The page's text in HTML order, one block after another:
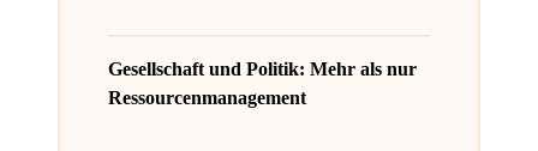
Gesellschaft und Politik: Mehr als nur
Ressourcenmanagement